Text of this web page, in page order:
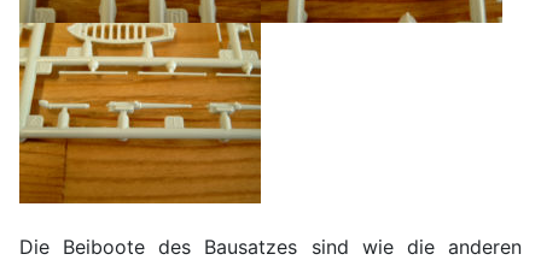
Die Beiboote des Bausatzes sind wie die anderen